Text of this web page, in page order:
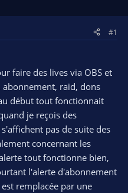
#1
faire des lives via OBS et
raid, dons
début tout fonctionnait
je reçois des
pas de suite des
concernant les
tout fonctionne bien,
l'alerte d'abonnement
remplacée par une